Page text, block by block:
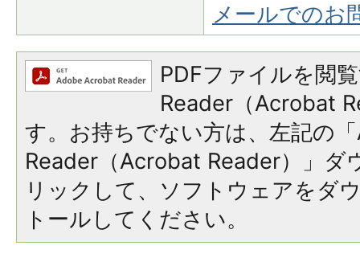
メールでのお
PDFファイルを閲
Reader（Acrobat
す。お持ちでない方は、左記の
Reader（Acrobat Reader）」ダ
リックして、ソフトウェアをダ
トールしてください。